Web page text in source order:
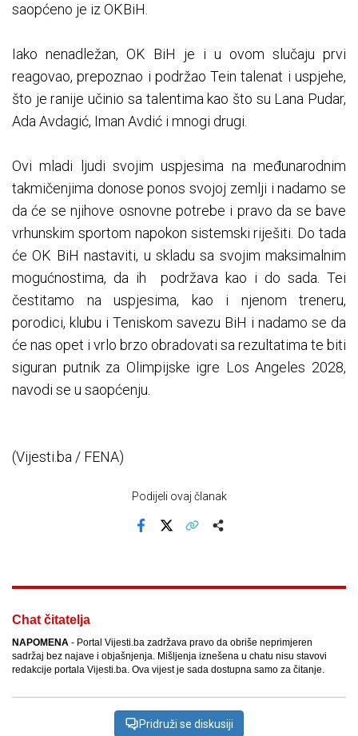
saopćeno je iz OKBiH.
Iako nenadležan, OK BiH je i u ovom slučaju prvi
reagovao, prepoznao i podržao Tein talenat i uspjehe,
što je ranije učinio sa talentima kao što su Lana Pudar,
Ada Avdagić, Iman Avdić i mnogi drugi.
Ovi mladi ljudi svojim uspjesima na međunarodnim
takmičenjima donose ponos svojoj zemlji i nadamo se
da će se njihove osnovne potrebe i pravo da se bave
vrhunskim sportom napokon sistemski riješiti. Do tada
će OK BiH nastaviti, u skladu sa svojim maksimalnim
mogućnostima, da ih podržava kao i do sada. Tei
čestitamo na uspjesima, kao i njenom treneru,
porodici, klubu i Teniskom savezu BiH i nadamo se da
će nas opet i vrlo brzo obradovati sa rezultatima te biti
siguran putnik za Olimpijske igre Los Angeles 2028,
navodi se u saopćenju.
(Vijesti.ba / FENA)
Podijeli ovaj članak
Chat čitatelja
NAPOMENA - Portal Vijesti.ba zadržava pravo da obriše neprimjeren
sadržaj bez najave i objašnjenja. Mišljenja iznešena u chatu nisu stavovi
redakcije portala Vijesti.ba. Ova vijest je sada dostupna samo za čitanje.
Pridruži se diskusiji